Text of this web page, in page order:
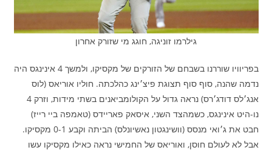
גילרמו זוניגה, חוגג מי שזורק אחרון
בפריוויו שוררנו בשבחם של הזורקים של מקסיקו, ולמשך 4 אינינגס היה
נדמה שהנה, סוף סוף תצוגת פיצ׳ינג כהלכתה. חוליו אוריאס (לוס
אנג׳לס דודג׳רס) נראה גדול על הקולומביאנים בשתי מידות, וזרק 4
נו-היט אינינגס, כשמהצד השני, איסאק פאריידס (טאמפה ביי רייז)
חבט את ג׳ואי מנסס (וושינגטון נאשיונלס) הביתה וקבע 0-1 מקסיקו.
אבל לא לעולם חוסן, ואוריאס של החמישי נראה כאילו מקסיקו עשו